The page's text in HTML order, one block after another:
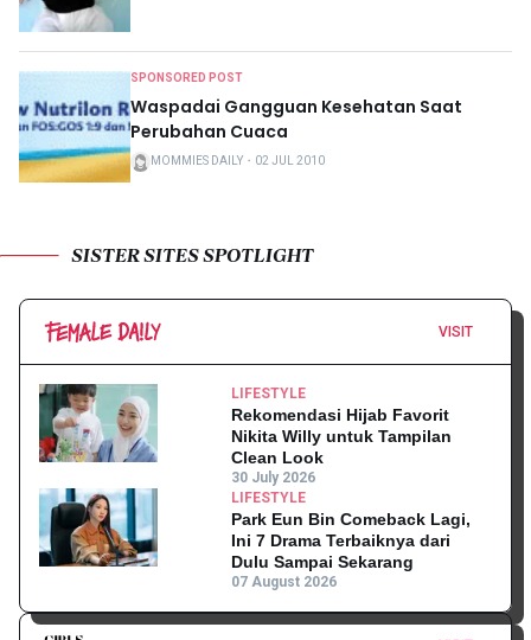
SPONSORED POST
Waspadai Gangguan Kesehatan Saat
Perubahan Cuaca
MOMMIES DAILY ・ 02 JUL 2010
SISTER SITES SPOTLIGHT
VISIT
LIFESTYLE
Rekomendasi Hijab Favorit
Nikita Willy untuk Tampilan
Clean Look
30 July 2026
LIFESTYLE
Park Eun Bin Comeback Lagi,
Ini 7 Drama Terbaiknya dari
Dulu Sampai Sekarang
07 August 2026